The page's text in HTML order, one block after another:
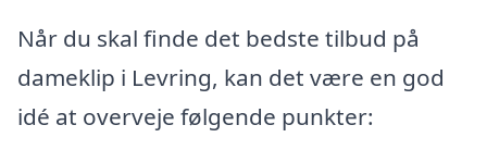
Når du skal finde det bedste tilbud på
dameklip i Levring, kan det være en god
idé at overveje følgende punkter: